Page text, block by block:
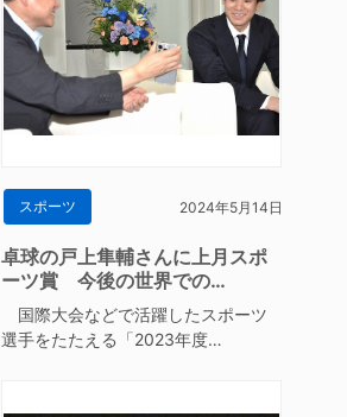
スポーツ 2024年5月14日
卓球の戸上隼輔さんに上月スポ
ーツ賞 今後の世界での…
国際大会などで活躍したスポーツ
選手をたたえる「2023年度…